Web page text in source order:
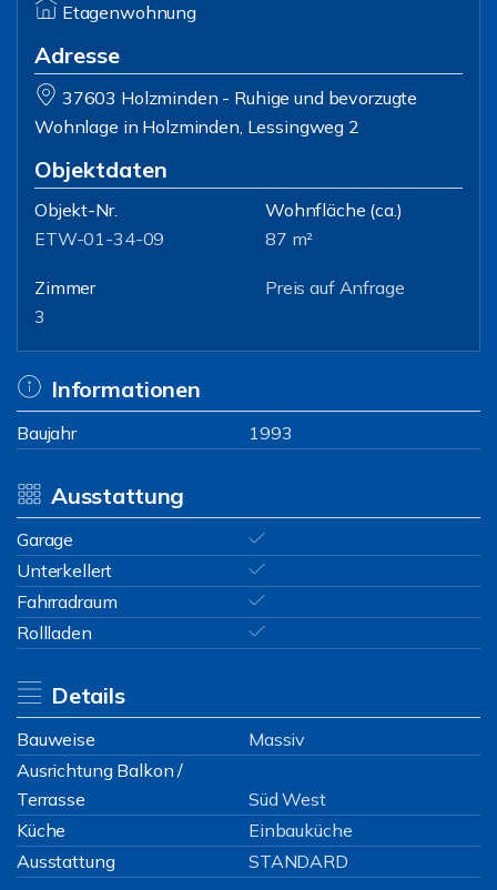
Etagenwohnung
Adresse
37603 Holzminden - Ruhige und bevorzugte
Wohnlage in Holzminden, Lessingweg 2
Objektdaten
Objekt-Nr.
ETW-01-34-09
Wohnfläche (ca.)
87 m²
Zimmer
3
Preis auf Anfrage
Informationen
Baujahr 1993
Ausstattung
Garage
Unterkellert
Fahrradraum
Rollladen
Details
Bauweise
Massiv
Ausrichtung Balkon /
Terrasse
Süd West
Küche
Einbauküche
Ausstattung
STANDARD